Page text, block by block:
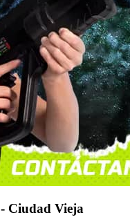
LUDUS TACTICAL GAMES - Ciudad Vieja